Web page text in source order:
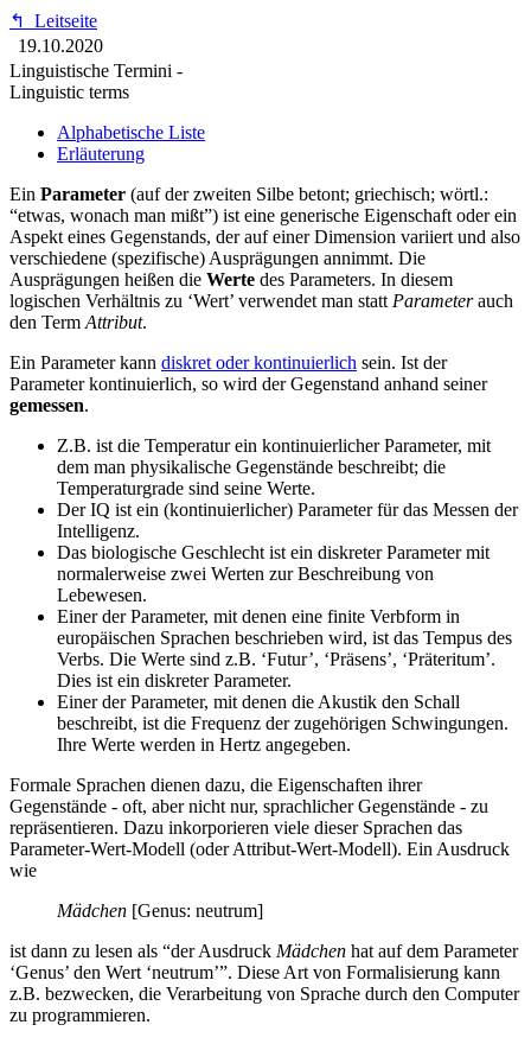
↰
Leitseite
19.10.2020
Linguistische Termini -
Linguistic terms
Alphabetische Liste
Erläuterung
Ein Parameter (auf der zweiten Silbe betont; griechisch; wörtl.:
“etwas, wonach man mißt”) ist eine generische Eigenschaft oder ein
Aspekt eines Gegenstands, der auf einer Dimension variiert und also
verschiedene (spezifische) Ausprägungen annimmt. Die
Ausprägungen heißen die Werte des Parameters. In diesem
logischen Verhältnis zu ‘Wert’ verwendet man statt Parameterauch
den Term Attribut.
Ein Parameter kann diskret oder kontinuierlich sein. Ist der
Parameter kontinuierlich, so wird der Gegenstand anhand seiner
gemessen.
Z.B. ist die Temperatur ein kontinuierlicher Parameter, mit
dem man physikalische Gegenstände beschreibt; die
Temperaturgrade sind seine Werte.
Der IQ ist ein (kontinuierlicher) Parameter für das Messen der
Intelligenz.
Das biologische Geschlecht ist ein diskreter Parameter mit
normalerweise zwei Werten zur Beschreibung von
Lebewesen.
Einer der Parameter, mit denen eine finite Verbform in
europäischen Sprachen beschrieben wird, ist das Tempus des
Verbs. Die Werte sind z.B. ‘Futur’, ‘Präsens’, ‘Präteritum’.
Dies ist ein diskreter Parameter.
Einer der Parameter, mit denen die Akustik den Schall
beschreibt, ist die Frequenz der zugehörigen Schwingungen.
Ihre Werte werden in Hertz angegeben.
Formale Sprachen dienen dazu, die Eigenschaften ihrer
Gegenstände - oft, aber nicht nur, sprachlicher Gegenstände - zu
repräsentieren. Dazu inkorporieren viele dieser Sprachen das
Parameter-Wert-Modell (oder Attribut-Wert-Modell). Ein Ausdruck
wie
Mädchen [Genus: neutrum]
ist dann zu lesen als “der Ausdruck Mädchen hat auf dem Parameter
‘Genus’ den Wert ‘neutrum’”. Diese Art von Formalisierung kann
z.B. bezwecken, die Verarbeitung von Sprache durch den Computer
zu programmieren.